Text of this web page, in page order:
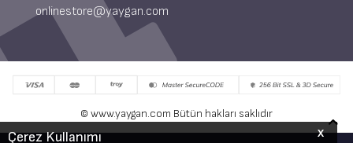
X
Çerez Kullanımı
onlinestore@yaygan.com
© www.yaygan.com Bütün hakları saklıdır